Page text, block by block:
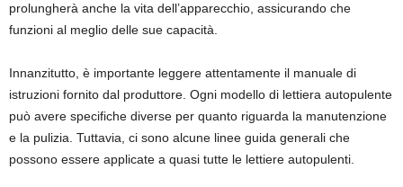
prolungherà anche la vita dell’apparecchio, assicurando che
funzioni al meglio delle sue capacità.
Innanzitutto, è importante leggere attentamente il manuale di
istruzioni fornito dal produttore. Ogni modello di lettiera autopulente
può avere specifiche diverse per quanto riguarda la manutenzione
e la pulizia. Tuttavia, ci sono alcune linee guida generali che
possono essere applicate a quasi tutte le lettiere autopulenti.